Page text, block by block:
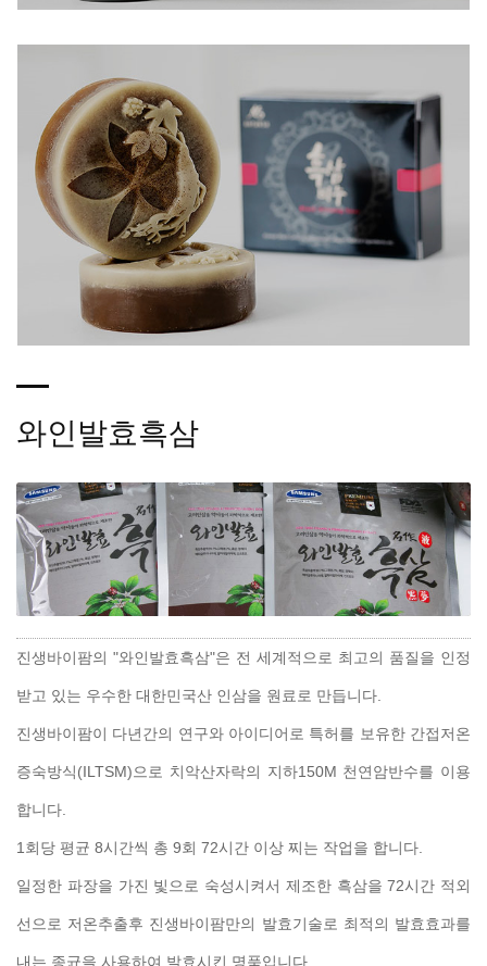
와인발효흑삼
진생바이팜의 "와인발효흑삼"은 전 세계적으로 최고의 품질을 인정
받고 있는 우수한 대한민국산 인삼을 원료로 만듭니다.
진생바이팜이 다년간의 연구와 아이디어로 특허를 보유한 간접저온
증숙방식(ILTSM)으로 치악산자락의 지하150M 천연암반수를 이용
합니다.
1회당 평균 8시간씩 총 9회 72시간 이상 찌는 작업을 합니다.
일정한 파장을 가진 빛으로 숙성시켜서 제조한 흑삼을 72시간 적외
선으로 저온추출후 진생바이팜만의 발효기술로 최적의 발효효과를
내는 종균을 사용하여 발효시킨 명품입니다.